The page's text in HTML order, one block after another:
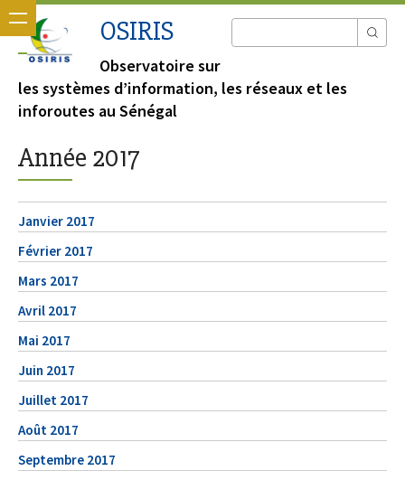
OSIRIS
Observatoire sur
les systèmes d’information, les réseaux et les
inforoutes au Sénégal
Année 2017
Janvier 2017
Février 2017
Mars 2017
Avril 2017
Mai 2017
Juin 2017
Juillet 2017
Août 2017
Septembre 2017